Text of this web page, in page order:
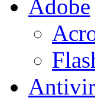
Adobe